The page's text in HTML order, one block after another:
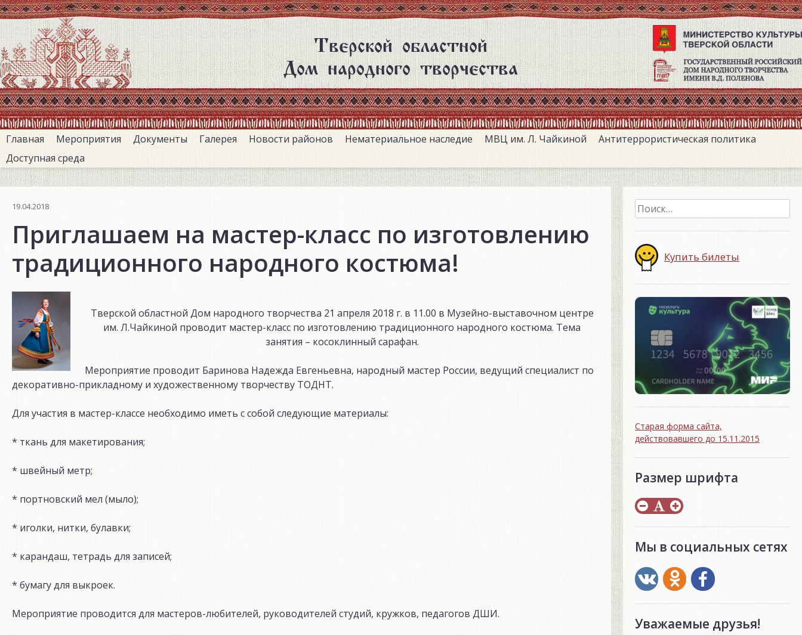
Перейти
к
основному
содержанию
Тверской областной
Дом народного творчества
Главная Мероприятия Документы Галерея Новости районов Нематериальное наследие МВЦ им. Л. Чайкиной
Антитеррористическая политика
Доступная среда
19.04.2018
Приглашаем на мастер-класс по изготовлению
традиционного народного костюма!
Тверской областной Дом народного творчества 21 апреля 2018 г. в 11.00 в Музейно-выставочном центре
им. Л.Чайкиной проводит мастер-класс по изготовлению традиционного народного костюма. Тема
занятия – косоклинный сарафан.
Мероприятие проводит Баринова Надежда Евгеньевна, народный мастер России, ведущий специалист по
декоративно-прикладному и художественному творчеству ТОДНТ.
Для участия в мастер-классе необходимо иметь с собой следующие материалы:
* ткань для макетирования;
* швейный метр;
* портновский мел (мыло);
* иголки, нитки, булавки;
* карандаш, тетрадь для записей;
* бумагу для выкроек.
Мероприятие проводится для мастеров-любителей, руководителей студий, кружков, педагогов ДШИ.
Найти:
Купить билеты
Старая форма сайта,
действовавшего до 15.11.2015
Размер шрифта
Мы в социальных сетях
Уважаемые друзья!